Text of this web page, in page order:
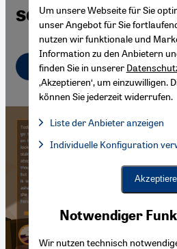
sollten
Deutsch English
Notwendiger
Wir nutzen technisch
Um unsere Webseite für Sie
unser Angebot für Sie
nutzen wir funktionale und
Information zu den Anbietern
finden Sie in unserer
‚Akzeptieren‘, um einzuwilligen.
können Sie jederzeit widerrufen.
Liste der Anbieter anzeigen
Facebook Embed / Facebook
Facebook Embed / Facebook
Google Maps Embed
Individuelle Konfiguration